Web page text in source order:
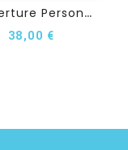
C
Ouverture Personnalisée...
38,00 €